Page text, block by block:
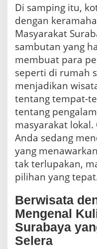
Di samping itu,
dengan
Masyarakat
sambutan yang
membuat para
seperti di rumah
menjadikan
tentang tempat-
tentang
masyarakat
Anda sedang
yang
tak terlupakan,
pilihan yang
Berwisata
Mengenal
Surabaya
Selera